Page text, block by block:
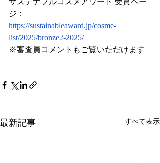
サステナブルコスメアワード 受賞ペー
ジ：
https://sustainableaward.jp/cosme-
list/2025/bronze2-2025/
※審査員コメントもご覧いただけます
最新記事 すべて表示